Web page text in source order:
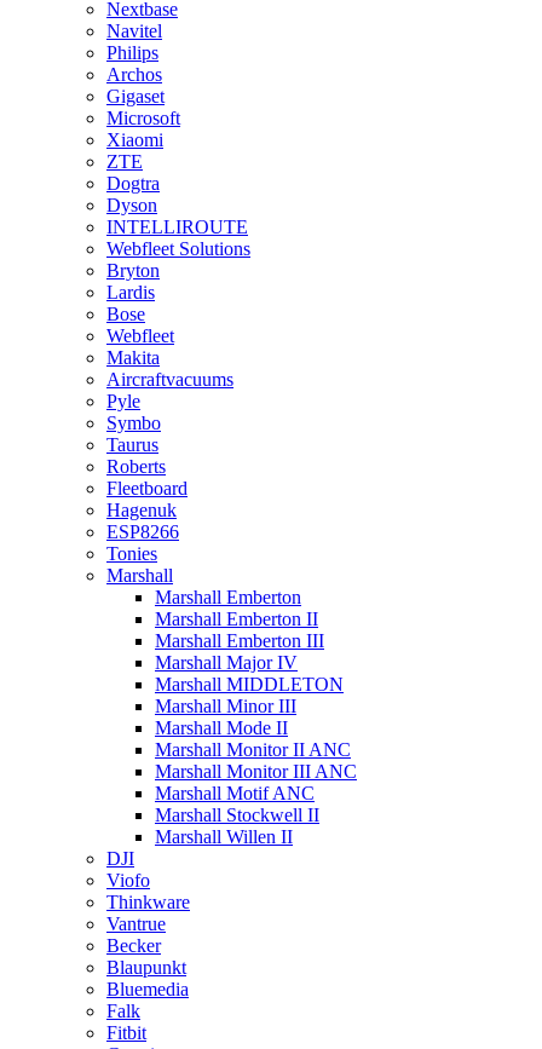
Nextbase
Navitel
Philips
Archos
Gigaset
Microsoft
Xiaomi
ZTE
Dogtra
Dyson
INTELLIROUTE
Webfleet Solutions
Bryton
Lardis
Bose
Webfleet
Makita
Aircraftvacuums
Pyle
Symbo
Taurus
Roberts
Fleetboard
Hagenuk
ESP8266
Tonies
Marshall
Marshall Emberton
Marshall Emberton II
Marshall Emberton III
Marshall Major IV
Marshall MIDDLETON
Marshall Minor III
Marshall Mode II
Marshall Monitor II ANC
Marshall Monitor III ANC
Marshall Motif ANC
Marshall Stockwell II
Marshall Willen II
DJI
Viofo
Thinkware
Vantrue
Becker
Blaupunkt
Bluemedia
Falk
Fitbit